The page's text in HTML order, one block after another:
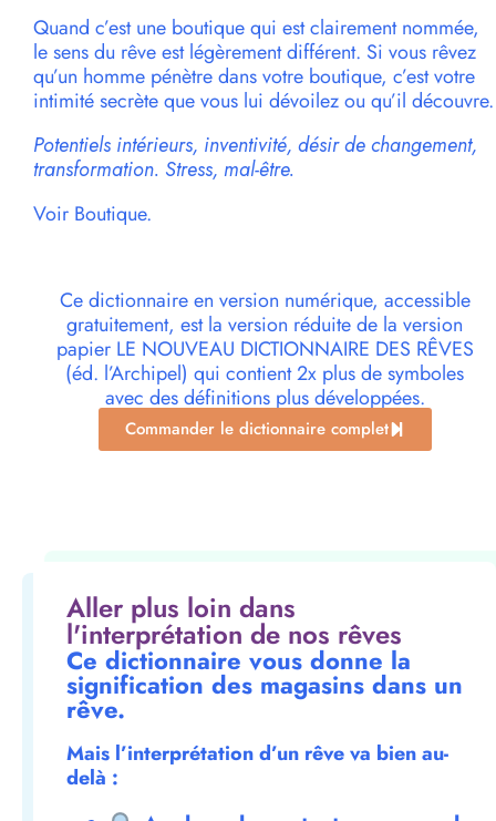
Quand c’est une boutique qui est clairement nommée,
le sens du rêve est légèrement différent. Si vous rêvez
qu’un homme pénètre dans votre boutique, c’est votre
intimité secrète que vous lui dévoilez ou qu’il découvre.
Potentiels intérieurs, inventivité, désir de changement,
transformation. Stress, mal-être.
Voir Boutique.
Ce dictionnaire en version numérique, accessible
gratuitement, est la version réduite de la version
papier LE NOUVEAU DICTIONNAIRE DES RÊVES
(éd. l’Archipel) qui contient 2x plus de symboles
avec des définitions plus développées.
Commander le dictionnaire complet
Aller plus loin dans
l'interprétation de nos rêves
Ce dictionnaire vous donne la
signification des magasins dans un
rêve.
Mais l’interprétation d’un rêve va bien au-
delà :